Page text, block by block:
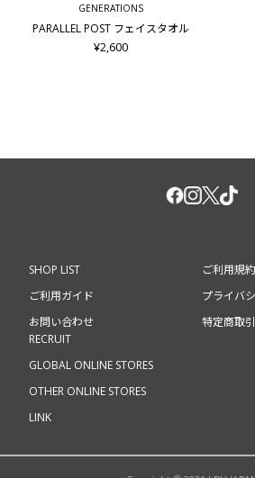
GENERATIONS
PARALLEL POST フェイスタオル
¥2,600
SHOP LIST
ご利用ガイド
お問い合わせ
ご利用規約
プライバ
特定商取
RECRUIT
GLOBAL ONLINE STORES
OTHER ONLINE STORES
LINK